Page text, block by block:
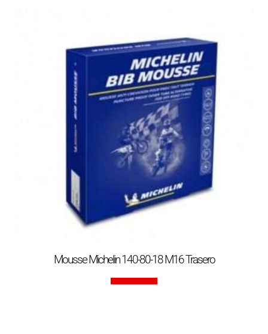
Mousse Michelin 140-80-18 M16 Trasero